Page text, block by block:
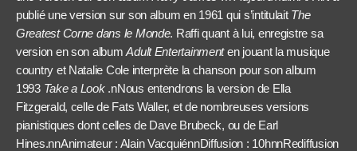
publié une version sur son album en 1961 qui s’intitulait The
Greatest Corne dans le Monde. Raffi quant à lui, enregistre sa
version en son albumAdult Entertainmenten jouant la musique
country et Natalie Cole interprète la chanson pour son album
1993 Take a Look.nNous entendrons la version de Ella
Fitzgerald, celle de Fats Waller, et de nombreuses versions
pianistiques dont celles de Dave Brubeck, ou de Earl
Hines.nnAnimateur : Alain VacquiénnDiffusion : 10hnnRediffusion